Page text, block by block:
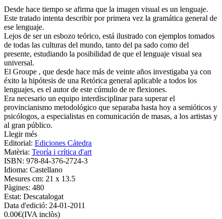
Desde hace tiempo se afirma que la imagen visual es un lenguaje.
Este tratado intenta describir por primera vez la gramática general de
ese lenguaje.
Lejos de ser un esbozo teórico, está ilustrado con ejemplos tomados
de todas las culturas del mundo, tanto del pa sado como del
presente, estudiando la posibilidad de que el lenguaje visual sea
universal.
El Groupe , que desde hace más de veinte años investigaba ya con
éxito la hipótesis de una Retórica general aplicable a todos los
lenguajes, es el autor de este cúmulo de re flexiones.
Era necesario un equipo interdisciplinar para superar el
provincianismo metodológico que separaba hasta hoy a semióticos y
psicólogos, a especialistas en comunicación de masas, a los artistas y
al gran público.
Llegir més
Editorial: Ediciones Cátedra
Matèria: Teoría i crítica d'art
ISBN: 978-84-376-2724-3
Idioma: Castellano
Mesures cm: 21 x 13.5
Pàgines: 480
Estat: Descatalogat
Data d'edició: 24-01-2011
0.00€(IVA inclòs)